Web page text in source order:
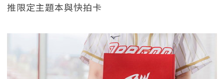
推限定主題本與快拍卡